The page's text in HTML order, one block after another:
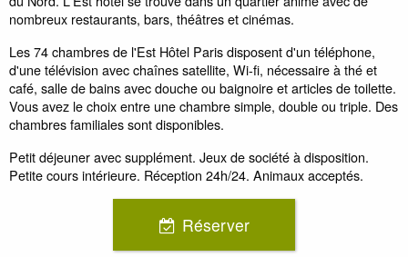
nombreux restaurants, bars, théâtres et cinémas.
Les 74 chambres de l'Est Hôtel Paris disposent d'un téléphone,
d'une télévision avec chaînes satellite, Wi-fi, nécessaire à thé et
café, salle de bains avec douche ou baignoire et articles de toilette.
Vous avez le choix entre une chambre simple, double ou triple. Des
chambres familiales sont disponibles.
Petit déjeuner avec supplément. Jeux de société à disposition.
Petite cours intérieure. Réception 24h/24. Animaux acceptés.
Réserver